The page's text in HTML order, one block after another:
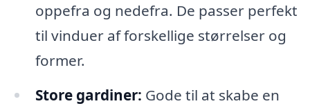
oppefra og nedefra. De passer perfekt
til vinduer af forskellige størrelser og
former.
Store gardiner: Gode til at skabe en